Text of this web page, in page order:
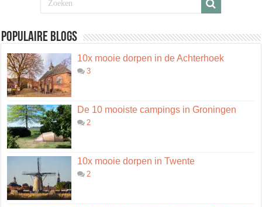
Populaire blogs
10x mooie dorpen in de Achterhoek
3
De 10 mooiste campings in Groningen
2
10x mooie dorpen in Twente
2